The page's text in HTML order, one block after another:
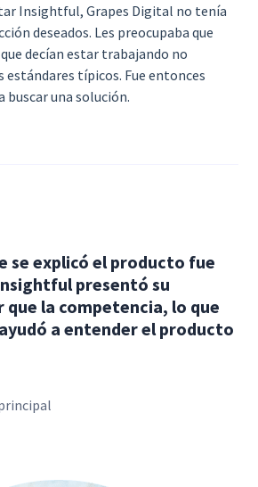
Insightful, Grapes Digital no tenía
deseados. Les preocupaba que
decían estar trabajando no
estándares típicos. Fue entonces
buscar una solución.
se explicó el producto fue
presentó su
la competencia, lo que
a entender el producto